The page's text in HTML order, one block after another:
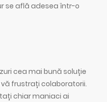
se află adesea într-o
cea mai bună soluție
frustrați colaboratorii.
chiar maniaci ai